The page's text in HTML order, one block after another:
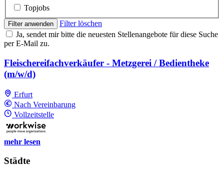
Topjobs
Filter anwenden
Filter löschen
Ja, sendet mir bitte die neuesten Stellenangebote für diese Suche
per E-Mail zu.
Fleischereifachverkäufer - Metzgerei / Bedientheke
(m/w/d)
Erfurt
Nach Vereinbarung
Vollzeitstelle
mehr lesen
Städte